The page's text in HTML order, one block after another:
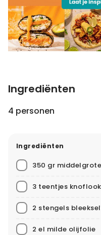
Ingrediënten
4 personen
Ingrediënten
350 gr
3 teentjes knoflook
2 stengels
2 el milde olijfolie